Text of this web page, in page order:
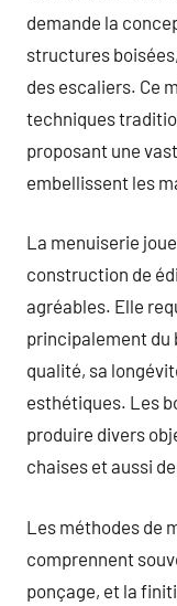
demande la
structures
des escaliers. Ce
techniques
proposant une
embellissent les
La menuiserie
construction de
agréables. Elle
principalement du
qualité, sa
esthétiques. Les
produire divers
chaises et aussi
Les méthodes de
comprennent
ponçage, et la